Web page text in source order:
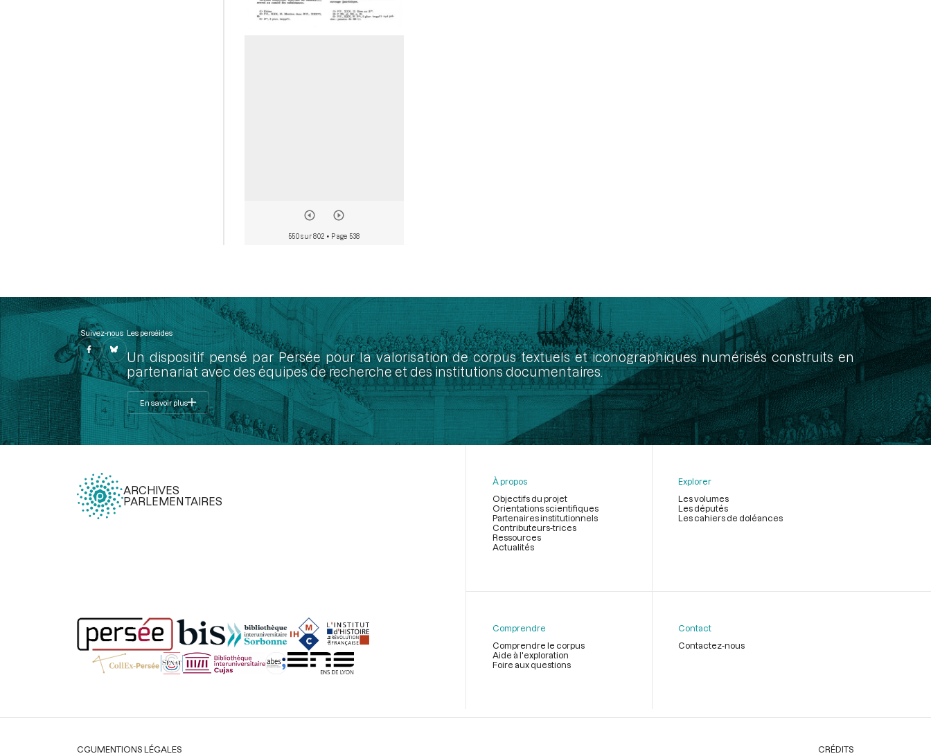
550 sur 802 • Page 538
Suivez-nous Les perséides
Un dispositif pensé par Persée pour la valorisation de corpus textuels et iconographiques numérisés construits en
partenariat avec des équipes de recherche et des institutions documentaires.
En savoir plus
ARCHIVES
PARLEMENTAIRES
page
À propos
Objectifs du projet
Orientations scientifiques
Partenaires institutionnels
Contributeurs-trices
Ressources
Actualités
Explorer
Les volumes
Les députés
Les cahiers de doléances
Comprendre
Comprendre le corpus
Aide à l'exploration
Foire aux questions
Contact
Contactez-nous
Légal
CGUMENTIONS LÉGALES CRÉDITS